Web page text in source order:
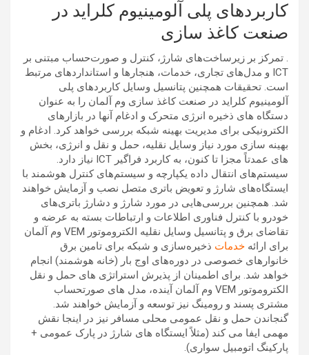
کاربردهای پلی آلومینیوم کلراید در
صنعت کاغذ سازی
. تمرکز بر زیرساخت‌های شارژ، کنترل و صورت‌حساب مبتنی بر
ICT و مدل‌های تجاری، خدمات، هنجارها و استانداردهای مرتبط
است. تحقیقات همچنین پتانسیل وسایل کاربردهای پلی
آلومینیوم کلراید در صنعت کاغذ سازی وم آلمان را به عنوان
دستگاه های ذخیره انرژی متحرک و ادغام آنها در بازارهای
الکترونیکی برای مدیریت بهینه شبکه بررسی خواهد کرد. ادغام و
بهینه سازی مورد نیاز وسایل نقلیه، حمل و نقل و انرژی، بخش
های عمدتاً مجزا تا کنون، به کاربرد فراگیر ICT نیاز دارد.
سیستم‌های انتقال داده یکپارچه و سیستم‌های کنترل هوشمند با
ایستگاه‌های شارژ و تعویض باتری متصل نصب و آزمایش خواهند
شد. همچنین بررسی‌هایی در مورد شارژ و دشارژ باتری‌های
خودرو با کنترل فناوری اطلاعات و ارتباطات بسته به عرضه و
تقاضای برق و پتانسیل وسایل نقلیه الکتروموتور VEM وم آلمان
برای ارائه خدمات ذخیره‌سازی و شبکه برای تامین برق
خانوارهای خصوصی در دوره‌های اوج بار (خانه هوشمند) انجام
خواهد شد. برای اطمینان از پذیرش استراتژی های حمل و نقل
الکتروموتور VEM وم آلمان آینده، مدل های صورتحساب
مشتری پسند و رومینگ نیز توسعه و آزمایش خواهند شد.
گنجاندن حمل و نقل عمومی محلی مسافر نیز در اینجا نقش
مهمی ایفا می کند (مثلاً ایستگاه های شارژ در پارک عمومی +
پارکینگ اتومبیل سواری).